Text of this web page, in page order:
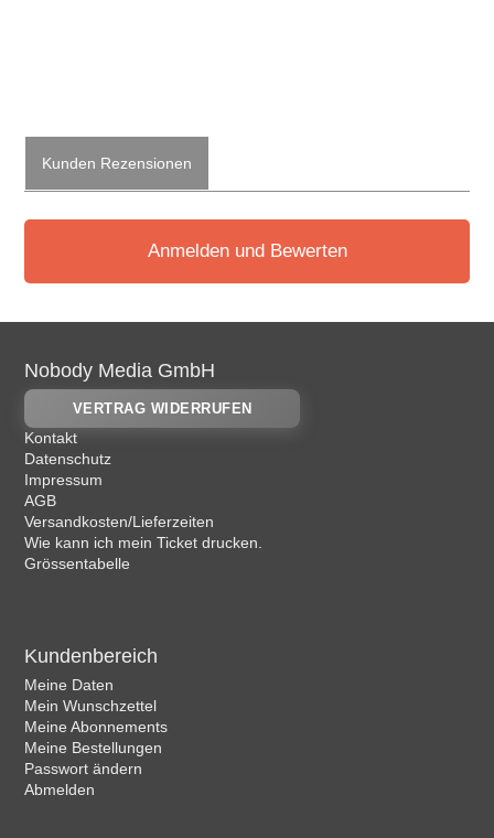
Kunden Rezensionen
Anmelden und Bewerten
Nobody Media GmbH
VERTRAG WIDERRUFEN
Kontakt
Datenschutz
Impressum
AGB
Versandkosten/Lieferzeiten
Wie kann ich mein Ticket drucken.
Grössentabelle
Kundenbereich
Meine Daten
Mein Wunschzettel
Meine Abonnements
Meine Bestellungen
Passwort ändern
Abmelden